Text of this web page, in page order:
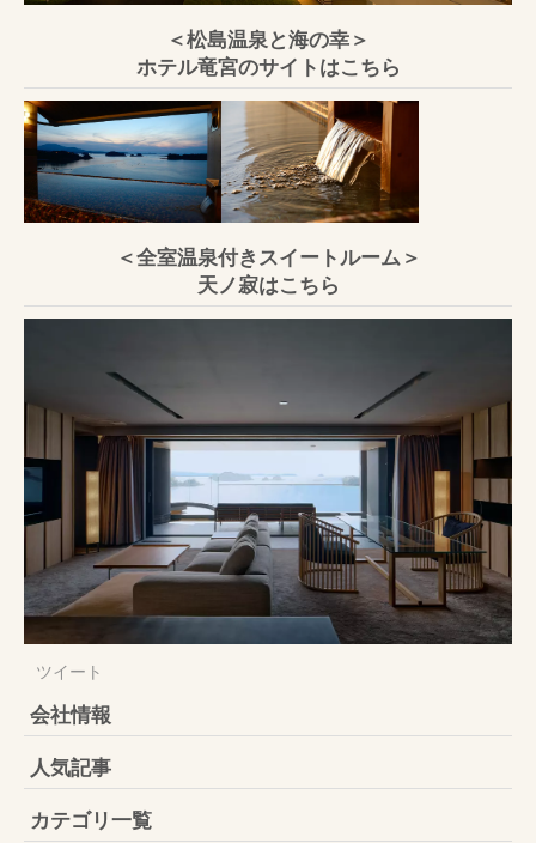
＜松島温泉と海の幸＞
ホテル竜宮のサイトはこちら
＜全室温泉付きスイートルーム＞
天ノ寂はこちら
ツイート
会社情報
人気記事
カテゴリ一覧